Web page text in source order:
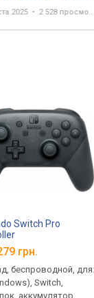
2025 2 528 просмотров
Switch Pro
грн.
беспроводной, для:
Switch,
аккумулятор,